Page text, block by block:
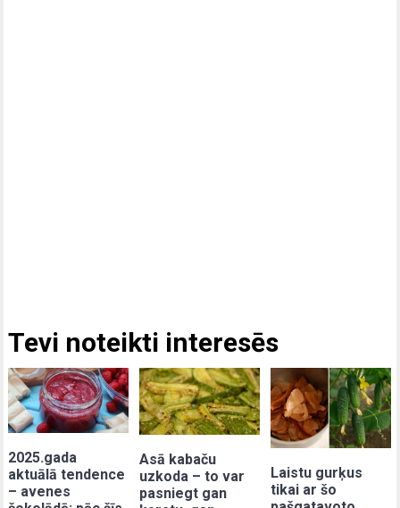
Tevi noteikti interesēs
2025.gada
aktuālā tendence
– avenes
Asā kabaču
uzkoda – to var
pasniegt gan
Laistu gurķus
tikai ar šo